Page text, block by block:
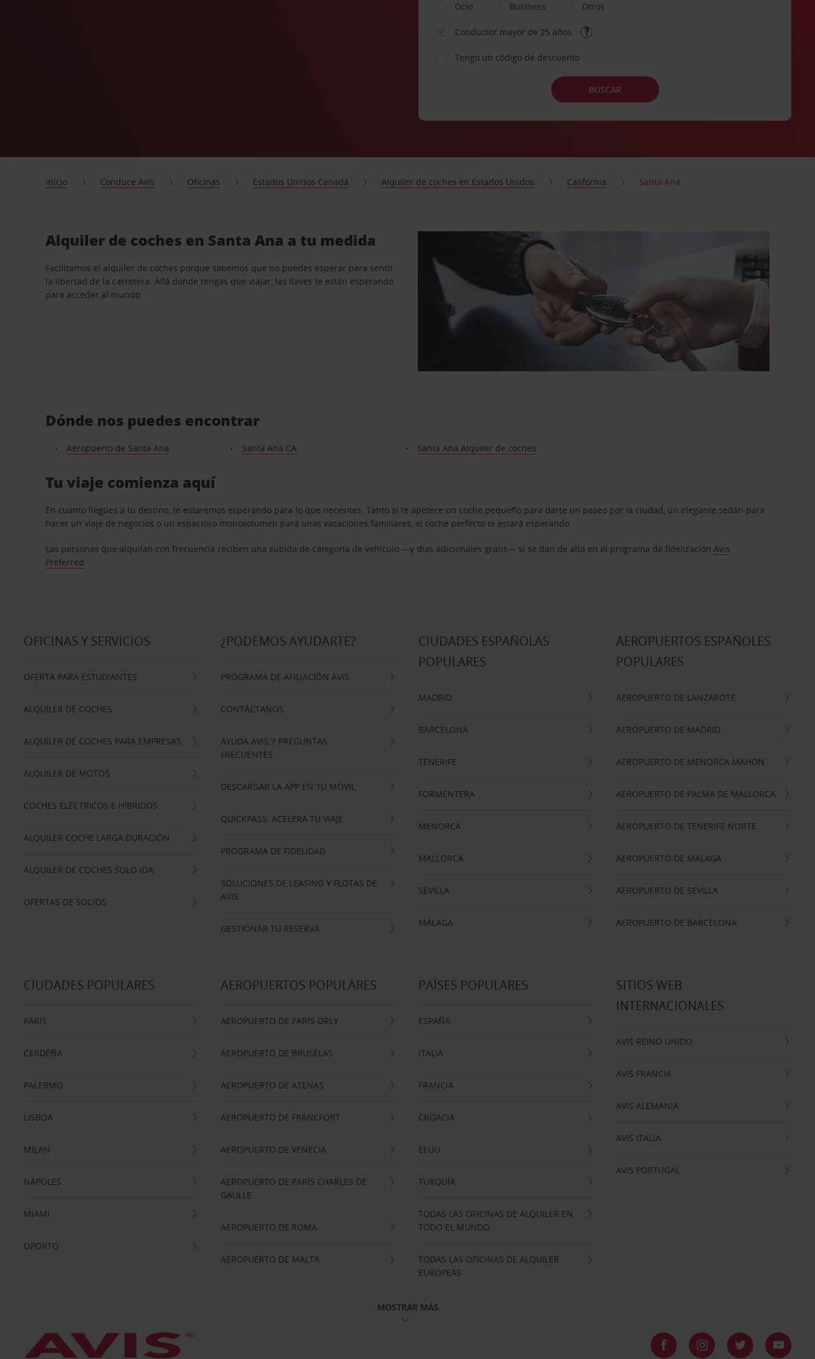
Ocio
Business Otros
Conductor mayor de 25 años
Tengo un código de descuento
BUSCAR
Inicio Conduce Avis Oficinas Estados Unidos Canadá Alquiler de coches en Estados Unidos California Santa Ana
Alquiler de coches en Santa Ana a tu medida
Facilitamos el alquiler de coches porque sabemos que no puedes esperar para sentir
la libertad de la carretera. Allá donde tengas que viajar, las llaves te están esperando
para acceder al mundo.
Dónde nos puedes encontrar
Aeropuerto de Santa Ana Santa Ana CA Santa Ana Alquiler de coches
Tu viaje comienza aquí
En cuanto llegues a tu destino, te estaremos esperando para lo que necesites. Tanto si te apetece un coche pequeño para darte un paseo por la ciudad, un elegante sedán para
hacer un viaje de negocios o un espacioso monovolumen para unas vacaciones familiares, el coche perfecto te estará esperando.
Las personas que alquilan con frecuencia reciben una subida de categoría de vehículo —y días adicionales gratis— si se dan de alta en el programa de fidelizaciónAvis
Preferred.
OFICINAS Y SERVICIOS
OFERTA PARA ESTUDIANTES
ALQUILER DE COCHES
ALQUILER DE COCHES PARA EMPRESAS
ALQUILER DE MOTOS
COCHES ELÉCTRICOS E HÍBRIDOS
ALQUILER COCHE LARGA DURACIÓN
ALQUILER DE COCHES SOLO IDA
OFERTAS DE SOCIOS
¿PODEMOS AYUDARTE?
PROGRAMA DE AFILIACIÓN AVIS
CONTÁCTANOS
AYUDA AVIS Y PREGUNTAS
FRECUENTES
DESCARGAR LA APP EN TU MÓVIL
QUICKPASS: ACELERA TU VIAJE
PROGRAMA DE FIDELIDAD
SOLUCIONES DE LEASING Y FLOTAS DE
AVIS
GESTIONAR TU RESERVA
CIUDADES ESPAÑOLAS
POPULARES
MADRID
BARCELONA
TENERIFE
FORMENTERA
MENORCA
MALLORCA
SEVILLA
MÁLAGA
AEROPUERTOS ESPAÑOLES
POPULARES
AEROPUERTO DE LANZAROTE
AEROPUERTO DE MADRID
AEROPUERTO DE MENORCA MAHON
AEROPUERTO DE PALMA DE MALLORCA
AEROPUERTO DE TENERIFE NORTE
AEROPUERTO DE MÁLAGA
AEROPUERTO DE SEVILLA
AEROPUERTO DE BARCELONA
CIUDADES POPULARES
PARÍS
CERDEÑA
PALERMO
LISBOA
MILAN
NÁPOLES
MIAMI
OPORTO
AEROPUERTOS POPULARES
AEROPUERTO DE PARÍS ORLY
AEROPUERTO DE BRUSELAS
AEROPUERTO DE ATENAS
AEROPUERTO DE FRÁNCFORT
AEROPUERTO DE VENECIA
AEROPUERTO DE PARÍS CHARLES DE
GAULLE
AEROPUERTO DE ROMA
AEROPUERTO DE MALTA
PAÍSES POPULARES
ESPAÑA
ITALIA
FRANCIA
CROACIA
EEUU
TURQUÍA
TODAS LAS OFICINAS DE ALQUILER EN
TODO EL MUNDO
TODAS LAS OFICINAS DE ALQUILER
EUROPEAS
SITIOS WEB
INTERNACIONALES
AVIS REINO UNIDO
AVIS FRANCIA
AVIS ALEMANIA
AVIS ITALIA
AVIS PORTUGAL
MOSTRAR MÁS